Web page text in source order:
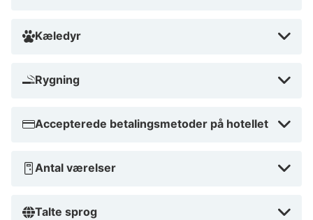
Kæledyr
Rygning
Accepterede betalingsmetoder på hotellet
Antal værelser
Talte sprog